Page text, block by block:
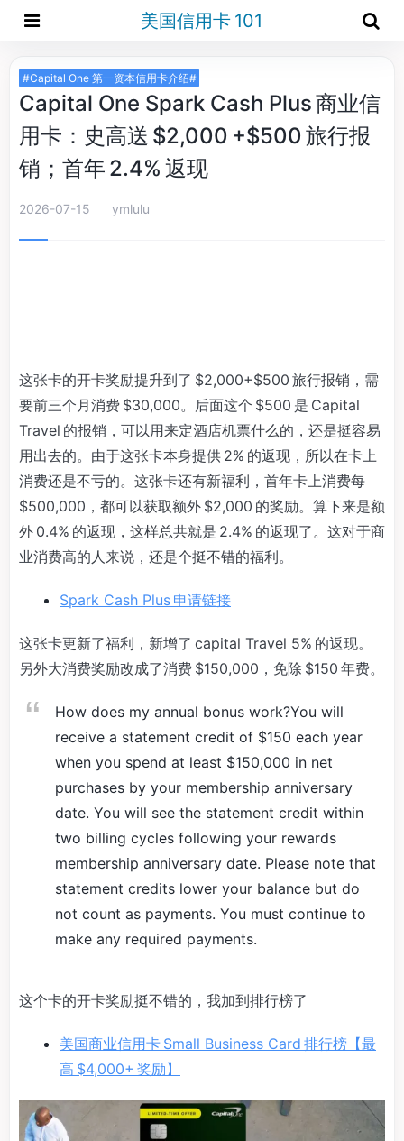
美国信用卡 101
#Capital One 第一资本信用卡介绍#
Capital One Spark Cash Plus 商业信
用卡：史高送 $2,000 +$500 旅行报
销；首年 2.4% 返现
2026-07-15 ymlulu
这张卡的开卡奖励提升到了 $2,000+$500 旅行报销，需
要前三个月消费 $30,000。后面这个 $500 是 Capital
Travel 的报销，可以用来定酒店机票什么的，还是挺容易
用出去的。由于这张卡本身提供 2% 的返现，所以在卡上
消费还是不亏的。这张卡还有新福利，首年卡上消费每
$500,000，都可以获取额外 $2,000 的奖励。算下来是额
外 0.4% 的返现，这样总共就是 2.4% 的返现了。这对于商
业消费高的人来说，还是个挺不错的福利。
Spark Cash Plus 申请链接
这张卡更新了福利，新增了 capital Travel 5% 的返现。
另外大消费奖励改成了消费 $150,000，免除 $150 年费。
How does my annual bonus work?You will
receive a statement credit of $150 each year
when you spend at least $150,000 in net
purchases by your membership anniversary
date. You will see the statement credit within
two billing cycles following your rewards
membership anniversary date. Please note that
statement credits lower your balance but do
not count as payments. You must continue to
make any required payments.
这个卡的开卡奖励挺不错的，我加到排行榜了
美国商业信用卡 Small Business Card 排行榜【最
高 $4,000+ 奖励】